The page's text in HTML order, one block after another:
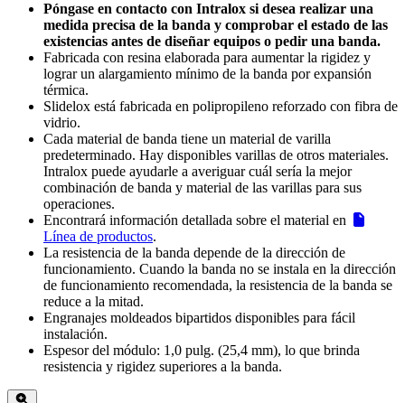
Póngase en contacto con Intralox si desea realizar una
medida precisa de la banda y comprobar el estado de las
existencias antes de diseñar equipos o pedir una banda.
Fabricada con resina elaborada para aumentar la rigidez y
lograr un alargamiento mínimo de la banda por expansión
térmica.
Slidelox está fabricada en polipropileno reforzado con fibra de
vidrio.
Cada material de banda tiene un material de varilla
predeterminado. Hay disponibles varillas de otros materiales.
Intralox puede ayudarle a averiguar cuál sería la mejor
combinación de banda y material de las varillas para sus
operaciones.
Encontrará información detallada sobre el material en
Línea de productos.
La resistencia de la banda depende de la dirección de
funcionamiento. Cuando la banda no se instala en la dirección
de funcionamiento recomendada, la resistencia de la banda se
reduce a la mitad.
Engranajes moldeados bipartidos disponibles para fácil
instalación.
Espesor del módulo: 1,0 pulg. (25,4 mm), lo que brinda
resistencia y rigidez superiores a la banda.